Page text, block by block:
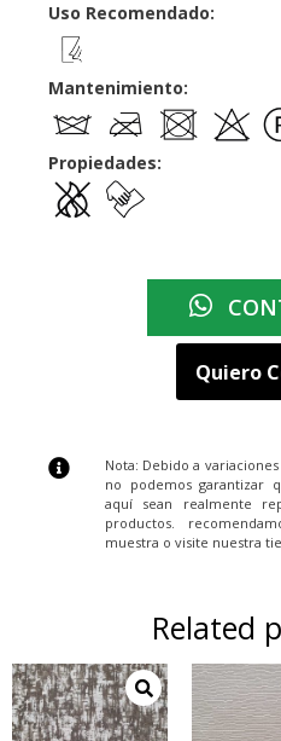
Uso Recomendado:
Mantenimiento:
Propiedades:
Quiero
Nota: Debido a
no podemos garantizar
aquí sean realmente
productos.
muestra o visite nuestra
Related